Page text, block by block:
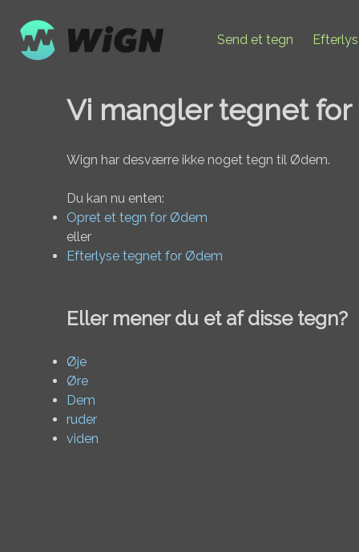
Send et tegn
Vi mangler tegnet
Wign har desværre ikke noget tegn til Ødem.
Du kan nu enten:
Opret et tegn for Ødem
eller
Efterlyse tegnet for Ødem
Eller mener du et af disse tegn?
Øje
Øre
Dem
ruder
viden